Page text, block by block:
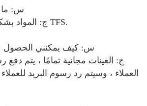
س: ما
ج: المواد صفيح أو TFS.
س: كيف يمكنني الحصول
ج: العينات مجانية تمامًا ، يتم
العملاء ، وسيتم رد رسوم البريد